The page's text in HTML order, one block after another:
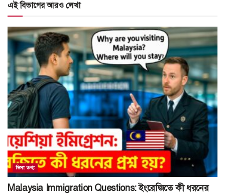
এই বিভাগের আরও লেখা
ভিসা তথ্য
Malaysia Immigration Questions: ইংরেজিতে কী ধরনের